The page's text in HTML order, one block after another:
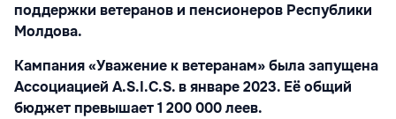
поддержки ветеранов и пенсионеров Республики
Молдова.
Кампания «Уважение к ветеранам» была запущена
Ассоциацией A.S.I.C.S. в январе2023. Её общий
бюджет превышает 1 200 000 леев.